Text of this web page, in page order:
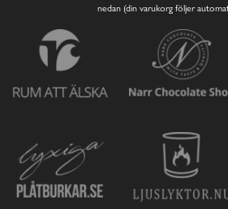
nedan (din varukorg följer